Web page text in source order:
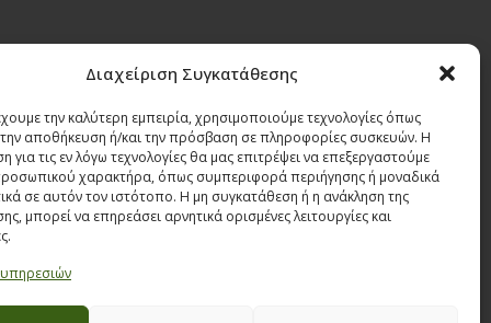
Διαχείριση Συγκατάθεσης
την καλύτερη εμπειρία, χρησιμοποιούμε τεχνολογίες όπως
την αποθήκευση ή/και την πρόσβαση σε πληροφορίες συσκευών. Η
για τις εν λόγω τεχνολογίες θα μας επιτρέψει να επεξεργαστούμε
χαρακτήρα, όπως συμπεριφορά περιήγησης ή μοναδικά
σε αυτόν τον ιστότοπο. Η μη συγκατάθεση ή η ανάκληση της
μπορεί να επηρεάσει αρνητικά ορισμένες λειτουργίες και
υπηρεσιών